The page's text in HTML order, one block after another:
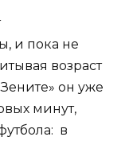
и пока не
возраст
он уже
минут,
в